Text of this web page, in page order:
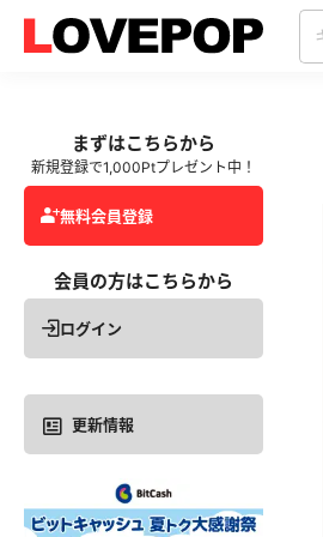
まずはこちらから
新規登録で1,000Ptプレゼント中！
無料会員登録
会員の方はこちらから
ログイン
更新情報